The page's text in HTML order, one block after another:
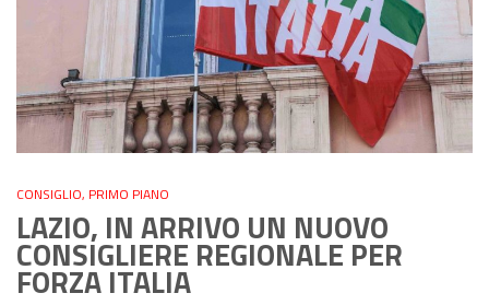
CONSIGLIO, PRIMO PIANO
LAZIO, IN ARRIVO UN NUOVO
CONSIGLIERE REGIONALE PER
FORZA ITALIA